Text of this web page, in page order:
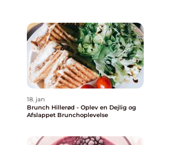
18. jan
Brunch Hillerød - Oplev en Dejlig og
Afslappet Brunchoplevelse